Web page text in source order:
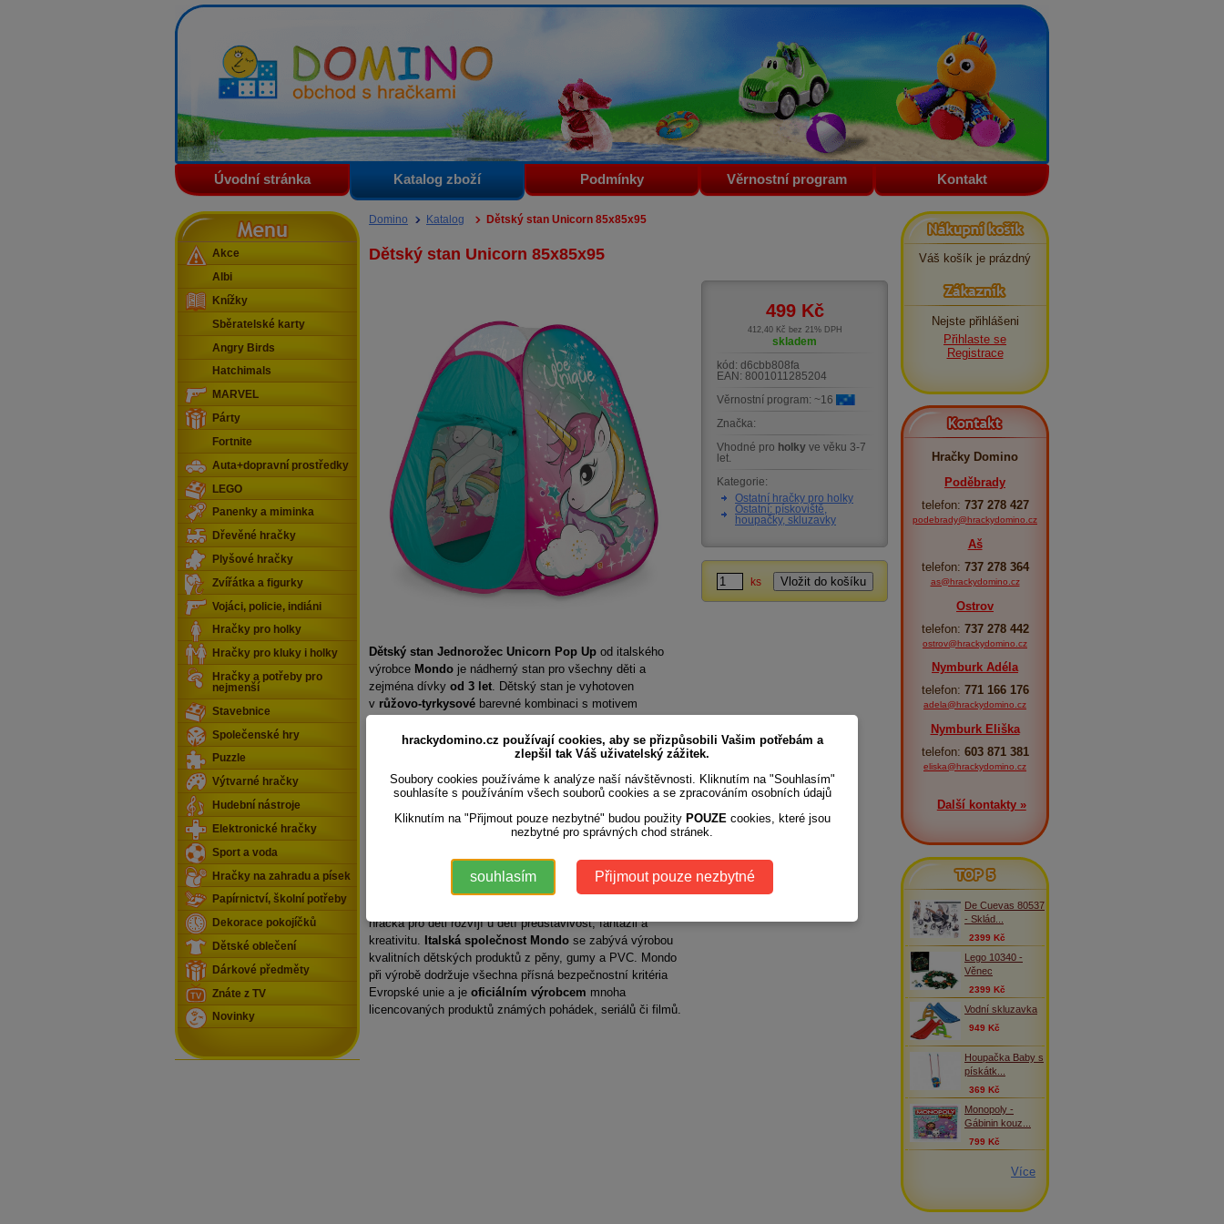
Domino - obchod s hračkami
Úvodní stránka Katalog zboží Podmínky Věrnostní program Kontakt
Domino Katalog Dětský stan Unicorn 85x85x95
Dětský stan Unicorn 85x85x95
Dětský stan Jednorožec Unicorn Pop Up od italského
výrobce Mondo je nádherný stan pro všechny děti a
zejména dívky od 3 let . Dětský stan je vyhotoven
v růžovo-tyrkysové barevné kombinaci s motivem
pohled. Na stěnách moderního stanu pro děti se nachází
obrázek jednorožce, lemovaný hvězdičkami a nápisem Be
Unique. Stan pro děti je vyroben z kvalitních materiálů,
velmi snadno se rozkládá a skládá. Součástí dětského
stan pohodlně sbalí.
, přičemž jeho celková výška je 95 cm. Stan se dá
umístit na zahradu, na dvůr, rovněž jej děti využijí na
hračka pro děti rozvíjí u dětí představivost, fantazii a
kreativitu. Italská společnost Mondo se zabývá výrobou
kvalitních dětských produktů z pěny, gumy a PVC. Mondo
při výrobě dodržuje všechna přísná bezpečnostní kritéria
Evropské unie a je oficiálním výrobcem mnoha
licencovaných produktů známých pohádek, seriálů či filmů.
499 Kč
412,40 Kč bez 21% DPH
skladem
kód: d6cbb808fa
EAN: 8001011285204
Věrnostní program: ~16
Značka:
Vhodné pro holky ve věku 3-7
let.
Kategorie:
Ostatní hračky pro holky
Ostatní: pískoviště,
houpačky, skluzavky
ks
Menu
Akce
Albi
Knížky
Sběratelské karty
Angry Birds
Hatchimals
MARVEL
Párty
Fortnite
Auta+dopravní prostředky
LEGO
Panenky a miminka
Dřevěné hračky
Plyšové hračky
Zvířátka a figurky
Vojáci, policie, indiáni
Hračky pro holky
Hračky pro kluky i holky
Hračky a potřeby pro
nejmenší
Stavebnice
Společenské hry
Puzzle
Výtvarné hračky
Hudební nástroje
Elektronické hračky
Sport a voda
Hračky na zahradu a písek
Papírnictví, školní potřeby
Dekorace pokojíčků
Dětské oblečení
Dárkové předměty
Znáte z TV
Novinky
Nákupní košík
Váš košík je prázdný
Zákazník
Nejste přihlášeni
Přihlaste se
Registrace
Kontakt
Hračky Domino
Poděbrady
telefon: 737 278 427
podebrady@hrackydomino.cz
Aš
telefon: 737 278 364
as@hrackydomino.cz
Ostrov
telefon: 737 278 442
ostrov@hrackydomino.cz
Nymburk Adéla
telefon: 771 166 176
adela@hrackydomino.cz
Nymburk Eliška
telefon: 603 871 381
eliska@hrackydomino.cz
Další kontakty »
TOP 5
De Cuevas 80537
- Sklád...
2399 Kč
Lego 10340 -
Věnec
2399 Kč
Vodní skluzavka
949 Kč
Houpačka Baby s
pískátk...
369 Kč
Monopoly -
Gábinin kouz...
799 Kč
Více
hrackydomino.cz používají cookies, aby se přizpůsobili Vašim potřebám a
zlepšil tak Váš uživatelský zážitek.
Soubory cookies používáme k analýze naší návštěvnosti. Kliknutím na "Souhlasím"
souhlasíte s používáním všech souborů cookies a se zpracováním osobních údajů
Kliknutím na "Přijmout pouze nezbytné" budou použity POUZE cookies, které jsou
nezbytné pro správných chod stránek.
souhlasím Přijmout pouze nezbytné